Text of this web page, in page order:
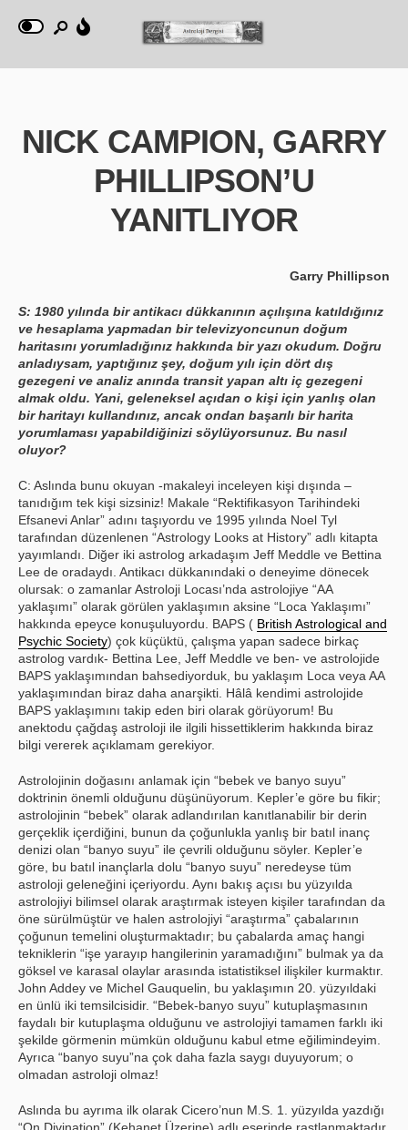
NICK CAMPION, GARRY
PHILLIPSON’U
YANITLIYOR
Garry Phillipson
S: 1980 yılında bir antikacı dükkanının açılışına katıldığınız
ve hesaplama yapmadan bir televizyoncunun doğum
haritasını yorumladığınız hakkında bir yazı okudum. Doğru
anladıysam, yaptığınız şey, doğum yılı için dört dış
gezegeni ve analiz anında transit yapan altı iç gezegeni
almak oldu. Yani, geleneksel açıdan o kişi için yanlış olan
bir haritayı kullandınız, ancak ondan başarılı bir harita
yorumlaması yapabildiğinizi söylüyorsunuz. Bu nasıl
oluyor?
C: Aslında bunu okuyan -makaleyi inceleyen kişi dışında –
tanıdığım tek kişi sizsiniz! Makale “Rektifikasyon Tarihindeki
Efsanevi Anlar” adını taşıyordu ve 1995 yılında Noel Tyl
tarafından düzenlenen “Astrology Looks at History” adlı kitapta
yayımlandı. Diğer iki astrolog arkadaşım Jeff Meddle ve Bettina
Lee de oradaydı. Antikacı dükkanındaki o deneyime dönecek
olursak: o zamanlar Astroloji Locası’nda astrolojiye “AA
yaklaşımı” olarak görülen yaklaşımın aksine “Loca Yaklaşımı”
hakkında epeyce konuşuluyordu. BAPS ( British Astrological and
Psychic Society) çok küçüktü, çalışma yapan sadece birkaç
astrolog vardık- Bettina Lee, Jeff Meddle ve ben- ve astrolojide
BAPS yaklaşımından bahsediyorduk, bu yaklaşım Loca veya AA
yaklaşımından biraz daha anarşikti. Hâlâ kendimi astrolojide
BAPS yaklaşımını takip eden biri olarak görüyorum! Bu
anektodu çağdaş astroloji ile ilgili hissettiklerim hakkında biraz
bilgi vererek açıklamam gerekiyor.
Astrolojinin doğasını anlamak için “bebek ve banyo suyu”
doktrinin önemli olduğunu düşünüyorum. Kepler’e göre bu fikir;
astrolojinin “bebek” olarak adlandırılan kanıtlanabilir bir derin
gerçeklik içerdiğini, bunun da çoğunlukla yanlış bir batıl inanç
denizi olan “banyo suyu” ile çevrili olduğunu söyler. Kepler’e
göre, bu batıl inançlarla dolu “banyo suyu” neredeyse tüm
astroloji geleneğini içeriyordu. Aynı bakış açısı bu yüzyılda
astrolojiyi bilimsel olarak araştırmak isteyen kişiler tarafından da
öne sürülmüştür ve halen astrolojiyi “araştırma” çabalarının
çoğunun temelini oluşturmaktadır; bu çabalarda amaç hangi
tekniklerin “işe yarayıp hangilerinin yaramadığını” bulmak ya da
göksel ve karasal olaylar arasında istatistiksel ilişkiler kurmaktır.
John Addey ve Michel Gauquelin, bu yaklaşımın 20. yüzyıldaki
en ünlü iki temsilcisidir. “Bebek-banyo suyu” kutuplaşmasının
faydalı bir kutuplaşma olduğunu ve astrolojiyi tamamen farklı iki
şekilde görmenin mümkün olduğunu kabul etme eğilimindeyim.
Ayrıca “banyo suyu”na çok daha fazla saygı duyuyorum; o
olmadan astroloji olmaz!
Aslında bu ayrıma ilk olarak Cicero’nun M.S. 1. yüzyılda yazdığı